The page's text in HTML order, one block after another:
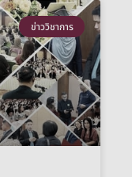
ข่าววิชาการ